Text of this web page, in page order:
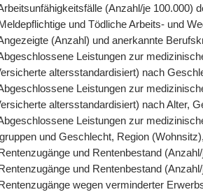
(Anzahl/je
und Tödliche Arbeits- und
(Anzahl) und anerkannte
Leistungen zur
altersstandardisiert) nach
Leistungen zur
altersstandardisiert) nach Alter,
Leistungen zur
und Geschlecht, Region
und Rentenbestand
und Rentenbestand
wegen verminderter